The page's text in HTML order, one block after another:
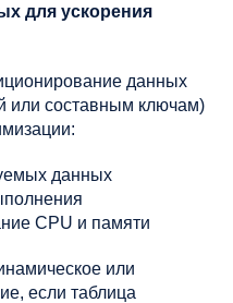
для ускорения
данных
или составным ключам)
данных
CPU и памяти
или
если таблица